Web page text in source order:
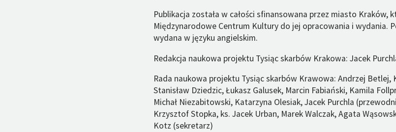
Publikacja została w całości sfinansowana przez miasto Kraków,
Międzynarodowe Centrum Kultury do jej opracowania i wydania.
wydana w języku angielskim.
Redakcja naukowa projektu Tysiąc skarbów Krakowa: Jacek
Rada naukowa projektu Tysiąc skarbów Krawowa: Andrzej Betlej,
Stanisław Dziedzic, Łukasz Galusek, Marcin Fabiański, Kamila
Michał Niezabitowski, Katarzyna Olesiak, Jacek Purchla
Krzysztof Stopka, ks. Jacek Urban, Marek Walczak, Agata
Kotz (sekretarz)